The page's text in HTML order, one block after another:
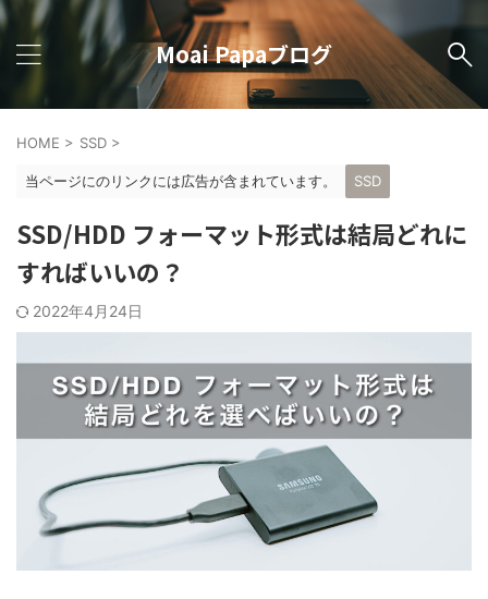
Moai Papaブログ
HOME > SSD >
当ページにのリンクには広告が含まれています。 SSD
SSD/HDD フォーマット形式は結局どれに
すればいいの？
2022年4月24日